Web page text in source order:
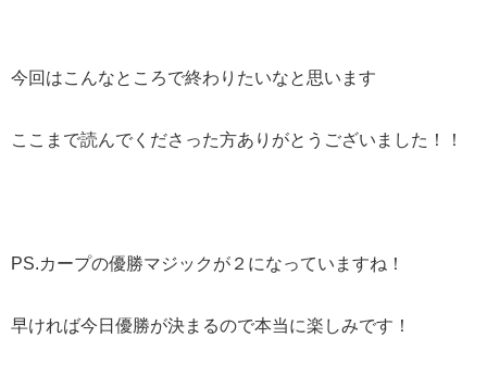
今回はこんなところで終わりたいなと思います
ここまで読んでくださった方ありがとうございました！！
PS.カープの優勝マジックが２になっていますね！
早ければ今日優勝が決まるので本当に楽しみです！